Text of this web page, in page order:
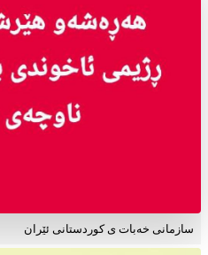
سازمانی خەبات ی کوردستانی ئێران